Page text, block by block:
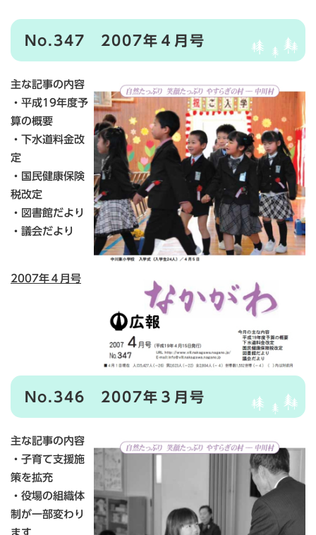
No.347 2007年４月号
主な記事の内容
・平成19年度予
算の概要
・下水道料金改
定
・国民健康保険
税改定
・図書館だより
・議会だより
2007年４月号
No.346 2007年３月号
主な記事の内容
・子育て支援施
策を拡充
・役場の組織体
制が一部変わり
ます